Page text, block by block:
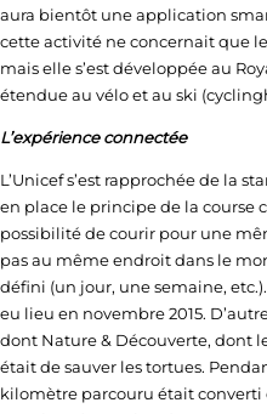
aura bientôt une application
cette activité ne concernait que
mais elle s’est développée au
étendue au vélo et au ski
L’expérience connectée
L’Unicef s’est rapprochée de la
en place le principe de la course
possibilité de courir pour une
pas au même endroit dans le
défini (un jour, une semaine,
eu lieu en novembre 2015.
dont Nature & Découverte, dont
était de sauver les tortues.
kilomètre parcouru était converti